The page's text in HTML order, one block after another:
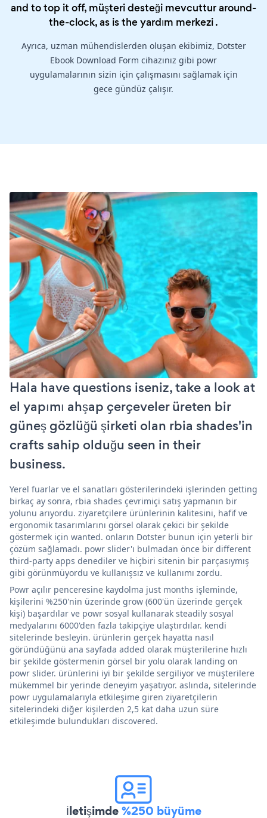
and to top it off, müşteri desteği mevcuttur around-
the-clock, as is theyardım merkezi.
Ayrıca, uzman mühendislerden oluşan ekibimiz, Dotster
Ebook Download Form cihazınız gibi powr
uygulamalarının sizin için çalışmasını sağlamak için
gece gündüz çalışır.
Hala have questions iseniz, take a look at
el yapımı ahşap çerçeveler üreten bir
güneş gözlüğü şirketi olan rbia shades'in
crafts sahip olduğu seen in their
business.
Yerel fuarlar ve el sanatları gösterilerindeki işlerinden getting
birkaç ay sonra, rbia shades çevrimiçi satış yapmanın bir
yolunu arıyordu. ziyaretçilere ürünlerinin kalitesini, hafif ve
ergonomik tasarımlarını görsel olarak çekici bir şekilde
göstermek için wanted. onların Dotster bunun için yeterli bir
çözüm sağlamadı. powr slider'ı bulmadan önce bir different
third-party apps denediler ve hiçbiri sitenin bir parçasıymış
gibi görünmüyordu ve kullanışsız ve kullanımı zordu.
Powr açılır penceresine kaydolma just months işleminde,
kişilerini %250'nin üzerinde grow (600'ün üzerinde gerçek
kişi) başardılar ve powr sosyal kullanarak steadily sosyal
medyalarını 6000'den fazla takipçiye ulaştırdılar. kendi
sitelerinde besleyin. ürünlerin gerçek hayatta nasıl
göründüğünü ana sayfada added olarak müşterilerine hızlı
bir şekilde göstermenin görsel bir yolu olarak landing on
powr slider. ürünlerini iyi bir şekilde sergiliyor ve müşterilere
mükemmel bir yerinde deneyim yaşatıyor. aslında, sitelerinde
powr uygulamalarıyla etkileşime giren ziyaretçilerin
sitelerindeki diğer kişilerden 2,5 kat daha uzun süre
etkileşimde bulundukları discovered.
İletişimde%250 büyüme